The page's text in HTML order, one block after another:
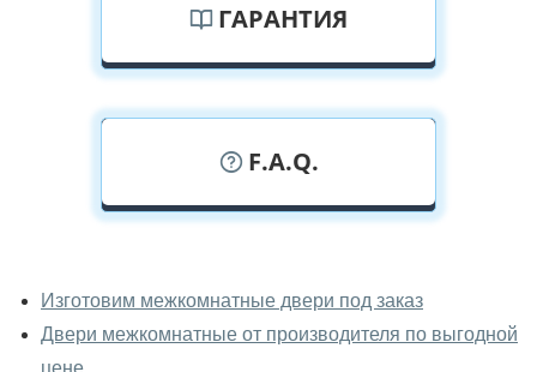
ГАРАНТИЯ
F.A.Q.
межкомнатные двери фаворит
вживую?
Да, можно посмотреть межкомнатные двери фаворит
Изготовим межкомнатные двери под заказ
Двери межкомнатные от производителя по выгодной
цене